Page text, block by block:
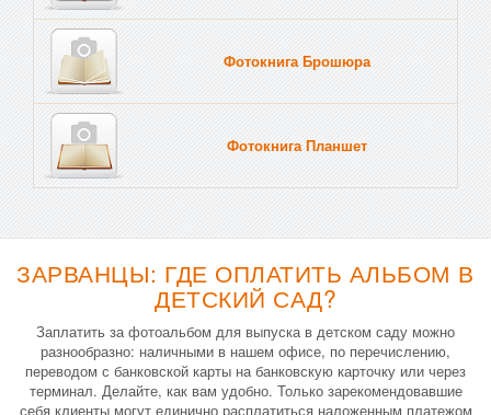
Фотокнига Брошюра
Фотокнига Планшет
ЗАРВАНЦЫ: ГДЕ ОПЛАТИТЬ АЛЬБОМ В
ДЕТСКИЙ САД?
Заплатить за фотоальбом для выпуска в детском саду можно
разнообразно: наличными в нашем офисе, по перечислению,
переводом с банковской карты на банковскую карточку или через
терминал. Делайте, как вам удобно. Только зарекомендовавшие
себя клиенты могут единично расплатиться наложенным платежом